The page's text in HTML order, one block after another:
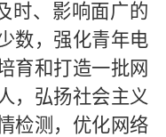
时、影响面广的
数，强化青年电
育和打造一批网
，弘扬社会主义
检测，优化网络